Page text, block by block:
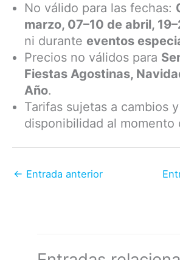
No válido para las fechas:
marzo, 07–10 de abril,
ni durante eventos
Precios no válidos para
Fiestas Agostinas,
Año.
Tarifas sujetas a cambios y
disponibilidad al momento
← Entrada anterior